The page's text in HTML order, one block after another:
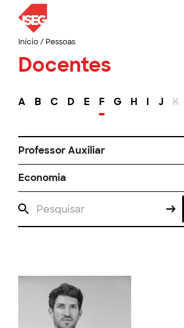
Início/ Pessoas
Docentes
A B C D E F G H I J K
Professor Auxiliar
Economia